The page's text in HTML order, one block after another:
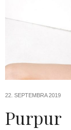
22. SEPTEMBRA 2019
Purpur